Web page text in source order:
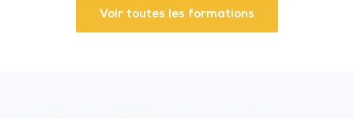
Voir toutes les formations